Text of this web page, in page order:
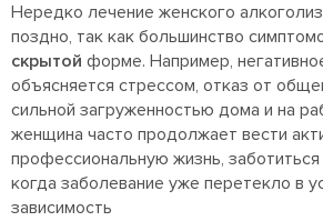
Нередко лечение женского
поздно, так как большинство
скрытой форме. Например,
объясняется стрессом, отказ от
сильной загруженностью дома и на
женщина часто продолжает вести
профессиональную жизнь,
когда заболевание уже перетекло в
зависимость